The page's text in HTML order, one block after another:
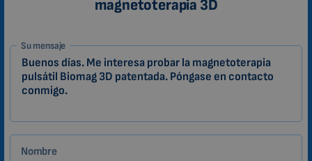
magnetoterapia 3D
1-
ES
Zákazník
Su mensaje
Nombre